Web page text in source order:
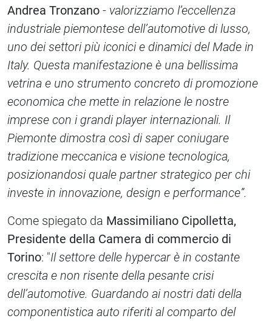
Andrea Tronzano - valorizziamo l’eccellenza
industriale piemontese dell’automotive di lusso,
uno dei settori più iconici e dinamici del Made in
Italy. Questa manifestazione è una bellissima
vetrina e uno strumento concreto di promozione
economica che mette in relazione le nostre
imprese con i grandi player internazionali. Il
Piemonte dimostra così di saper coniugare
tradizione meccanica e visione tecnologica,
posizionandosi quale partner strategico per chi
investe in innovazione, design e performance”.
Come spiegato da Massimiliano Cipolletta,
Presidente della Camera di commercio di
Torino: "Il settore delle hypercar è in costante
crescita e non risente della pesante crisi
dell’automotive. Guardando ai nostri dati della
componentistica auto riferiti al comparto del